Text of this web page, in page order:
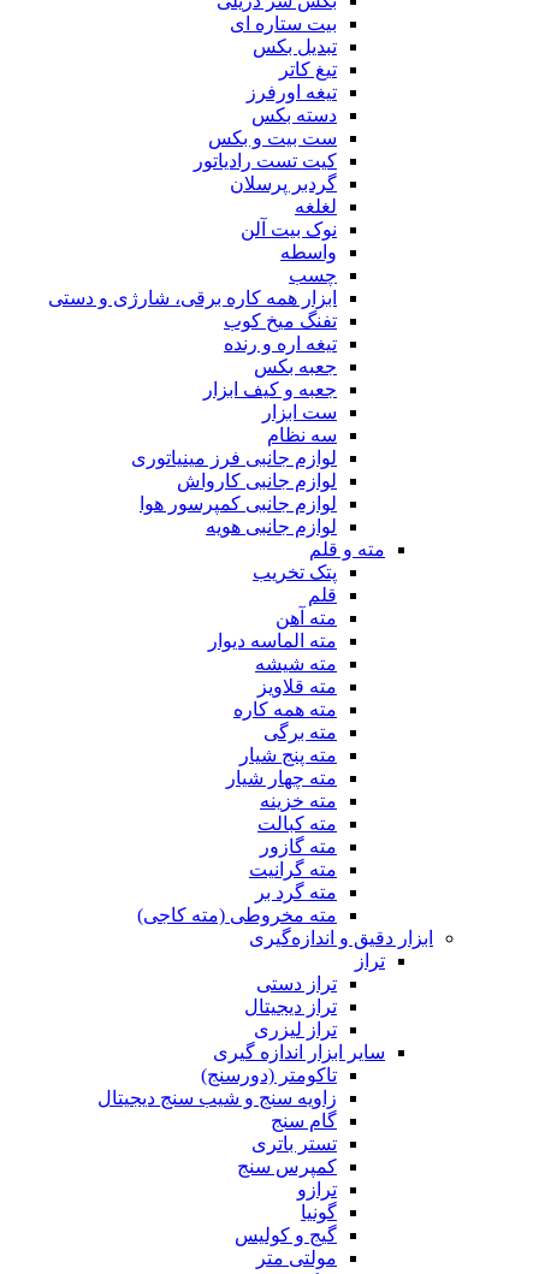
بیت ستاره ای
تبدیل بکس
تیغ کاتر
تیغه اورفرز
دسته بکس
ست بیت و بکس
کیت تست رادیاتور
گردبر پرسلان
لغلغه
نوک بیت آلن
واسطه
چسب
ابزار همه کاره برقی، شارژی و دستی
تفنگ میخ کوب
تیغه اره و رنده
جعبه بکس
جعبه و کیف ابزار
ست ابزار
سه نظام
لوازم جانبی فرز مینیاتوری
لوازم جانبی کارواش
لوازم جانبی کمپرسور هوا
لوازم جانبی هویه
مته و قلم
پتک تخریب
قلم
مته آهن
مته الماسه دیوار
مته شیشه
مته قلاویز
مته همه کاره
مته برگی
مته پنج شیار
مته چهار شیار
مته خزینه
مته کبالت
مته گازور
مته گرانیت
مته گرد بر
مته مخروطی (مته کاجی)
ابزار دقیق و اندازه‌گیری
تراز
تراز دستی
تراز دیجیتال
تراز لیزری
سایر ابزار اندازه گیری
تاکومتر (دورسنج)
زاویه سنج و شیب سنج دیجیتال
گام سنج
تستر باتری
کمپرس سنج
ترازو
گونیا
گیج و کولیس
مولتی متر